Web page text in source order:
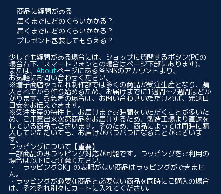
商品に疑問がある
届くまでにどのくらいかかる？
届くまでにどのくらいかかる？
プレゼント包装してもらえる？
少しでも疑問がある場合には、ショップに質問するボタン(PCの
場合右下、スマートフォンとの場合はページ下部にあります)、
または、 Aboutページにある各SNSのアカウントより、
お気軽にお問い合わせください。
※増子商店やったれ制作部では多くの商品が受注生産となり、購
入されてから作り始めるため、お届けまでに1週間〜2週間ほどか
かります。お急ぎの場合は、お問い合わせいただければ、発送日
目安をお伝えできます。
※受注生産の特性上、お届けまでお時間をいただくことが多いた
め、ご用意出来次第商品をお届けするため、製造工場より直送を
している商品もございます。そのため、商品によっては同時に購
入していただいても、お届けがバラバラになることがございま
す。
ラッピングについて 【重要】
一部商品のみラッピング対応が可能です。ラッピングをご利用の
場合は以下にご注意ください。
・「ラッピングOK」の表記がない商品はラッピングができませ
ん。
・ラッピングが必要な商品と必要ない商品を同時にご購入の場合
は、それぞれ別々にカートに入れてください。